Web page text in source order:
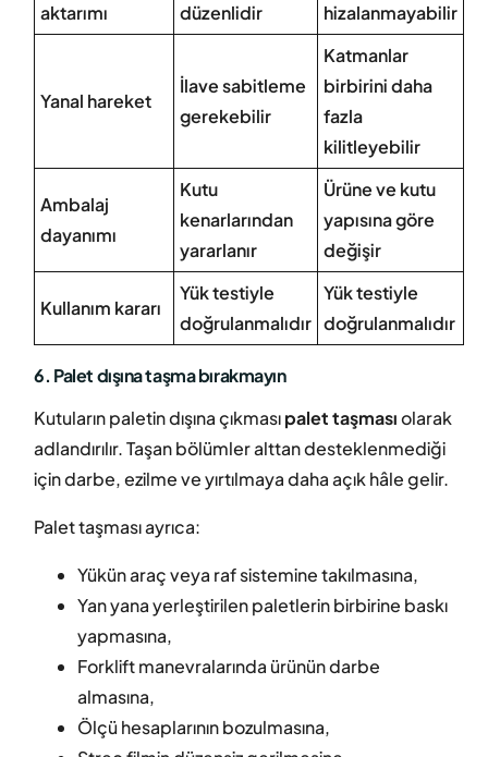
aktarımı
düzenlidir
hizalanmayabilir
Yanal hareket
İlave sabitleme
gerekebilir
Katmanlar
birbirini daha
fazla
kilitleyebilir
Ambalaj
dayanımı
Kutu
kenarlarından
yararlanır
Ürüne ve kutu
yapısına göre
değişir
Kullanım kararı
Yük testiyle
doğrulanmalıdır
Yük testiyle
doğrulanmalıdır
6. Palet dışına taşma bırakmayın
Kutuların paletin dışına çıkmasıpalet taşmasıolarak
adlandırılır. Taşan bölümler alttan desteklenmediği
için darbe, ezilme ve yırtılmaya daha açık hâle gelir.
Palet taşması ayrıca:
Yükün araç veya raf sistemine takılmasına,
Yan yana yerleştirilen paletlerin birbirine baskı
yapmasına,
Forklift manevralarında ürünün darbe
almasına,
Ölçü hesaplarının bozulmasına,